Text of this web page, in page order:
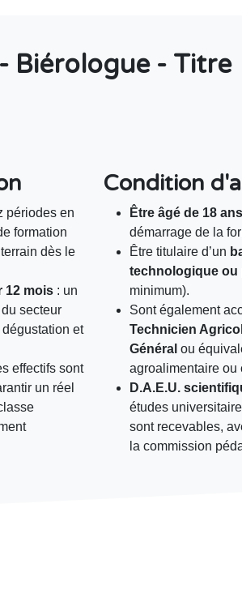
Biérologue - Titre
périodes en
formation
dès le
12 mois : un
secteur
et
effectifs sont
un réel
Condition
Être âgé de 18
démarrage de la
Être titulaire d’un
technologique ou
minimum).
Sont également
Technicien
Général ou
agroalimentaire ou
D.A.E.U.
études
sont recevables,
la commission